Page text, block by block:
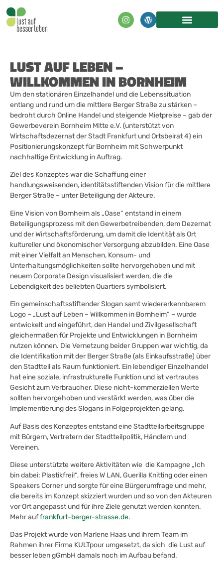
LUST AUF LEBEN –
WILLKOMMEN IN BORNHEIM
Um den stationären Einzelhandel und die Lebenssituation
entlang und rund um die mittlere Berger Straße zu stärken –
bedroht durch Online Handel und steigende Mietpreise – gab der
Gewerbeverein Bornheim Mitte e.V. (unterstützt von
Wirtschaftsdezernat der Stadt Frankfurt und Ortsbeirat 4) ein
Positionierungskonzept für Bornheim mit Schwerpunkt
nachhaltige Entwicklung in Auftrag.
Ziel des Konzeptes war die Schaffung einer
handlungsweisenden, identitätsstiftenden Vision für die mittlere
Berger Straße – unter Beteiligung der Akteure.
Eine Vision von Bornheim als „Oase“ entstand in einem
Beteiligungsprozess mit den Gewerbetreibenden, dem Dezernat
und der Wirtschaftsförderung, um damit die Identität als Ort
kultureller und ökonomischer Versorgung abzubilden. Eine Oase
mit einer Vielfalt an Menschen, Konsum- und
Unterhaltungsmöglichkeiten sollte hervorgehoben und mit
neuem Corporate Design visualisiert werden, die die
Lebendigkeit des beliebten Quartiers symbolisiert.
Ein gemeinschaftsstiftender Slogan samt wiedererkennbarem
Logo – „Lust auf Leben – Willkommen in Bornheim“ – wurde
entwickelt und eingeführt, den Handel und Zivilgesellschaft
gleichermaßen für Projekte und Entwicklungen in Bornheim
nutzen können. Die Vernetzung beider Gruppen war wichtig, da
die Identifikation mit der Berger Straße (als Einkaufsstraße) über
den Stadtteil als Raum funktioniert. Ein lebendiger Einzelhandel
hat eine soziale, infrastrukturelle Funktion und ist vertrautes
Gesicht zum Verbraucher. Diese nicht-kommerziellen Werte
sollten hervorgehoben und verstärkt werden, was über die
Implementierung des Slogans in Folgeprojekten gelang.
Auf Basis des Konzeptes entstand eine Stadtteilarbeitsgruppe
mit Bürgern, Vertretern der Stadtteilpolitik, Händlern und
Vereinen.
Diese unterstützte weitere Aktivitäten wie die Kampagne „Ich
bin dabei: Plastikfrei!“, freies W LAN, Guerilla Knitting oder einen
Speakers Corner und sorgte für eine Bürgerumfrage und mehr,
die bereits im Konzept skizziert wurden und so von den Akteuren
vor Ort angepasst und für ihre Ziele genutzt werden konnten.
Mehr auffrankfurt-berger-strasse.de.
Das Projekt wurde von Marlene Haas und ihrem Team im
Rahmen ihrer Firma KULTpour umgesetzt, da sich die Lust auf
besser leben gGmbH damals noch im Aufbau befand.